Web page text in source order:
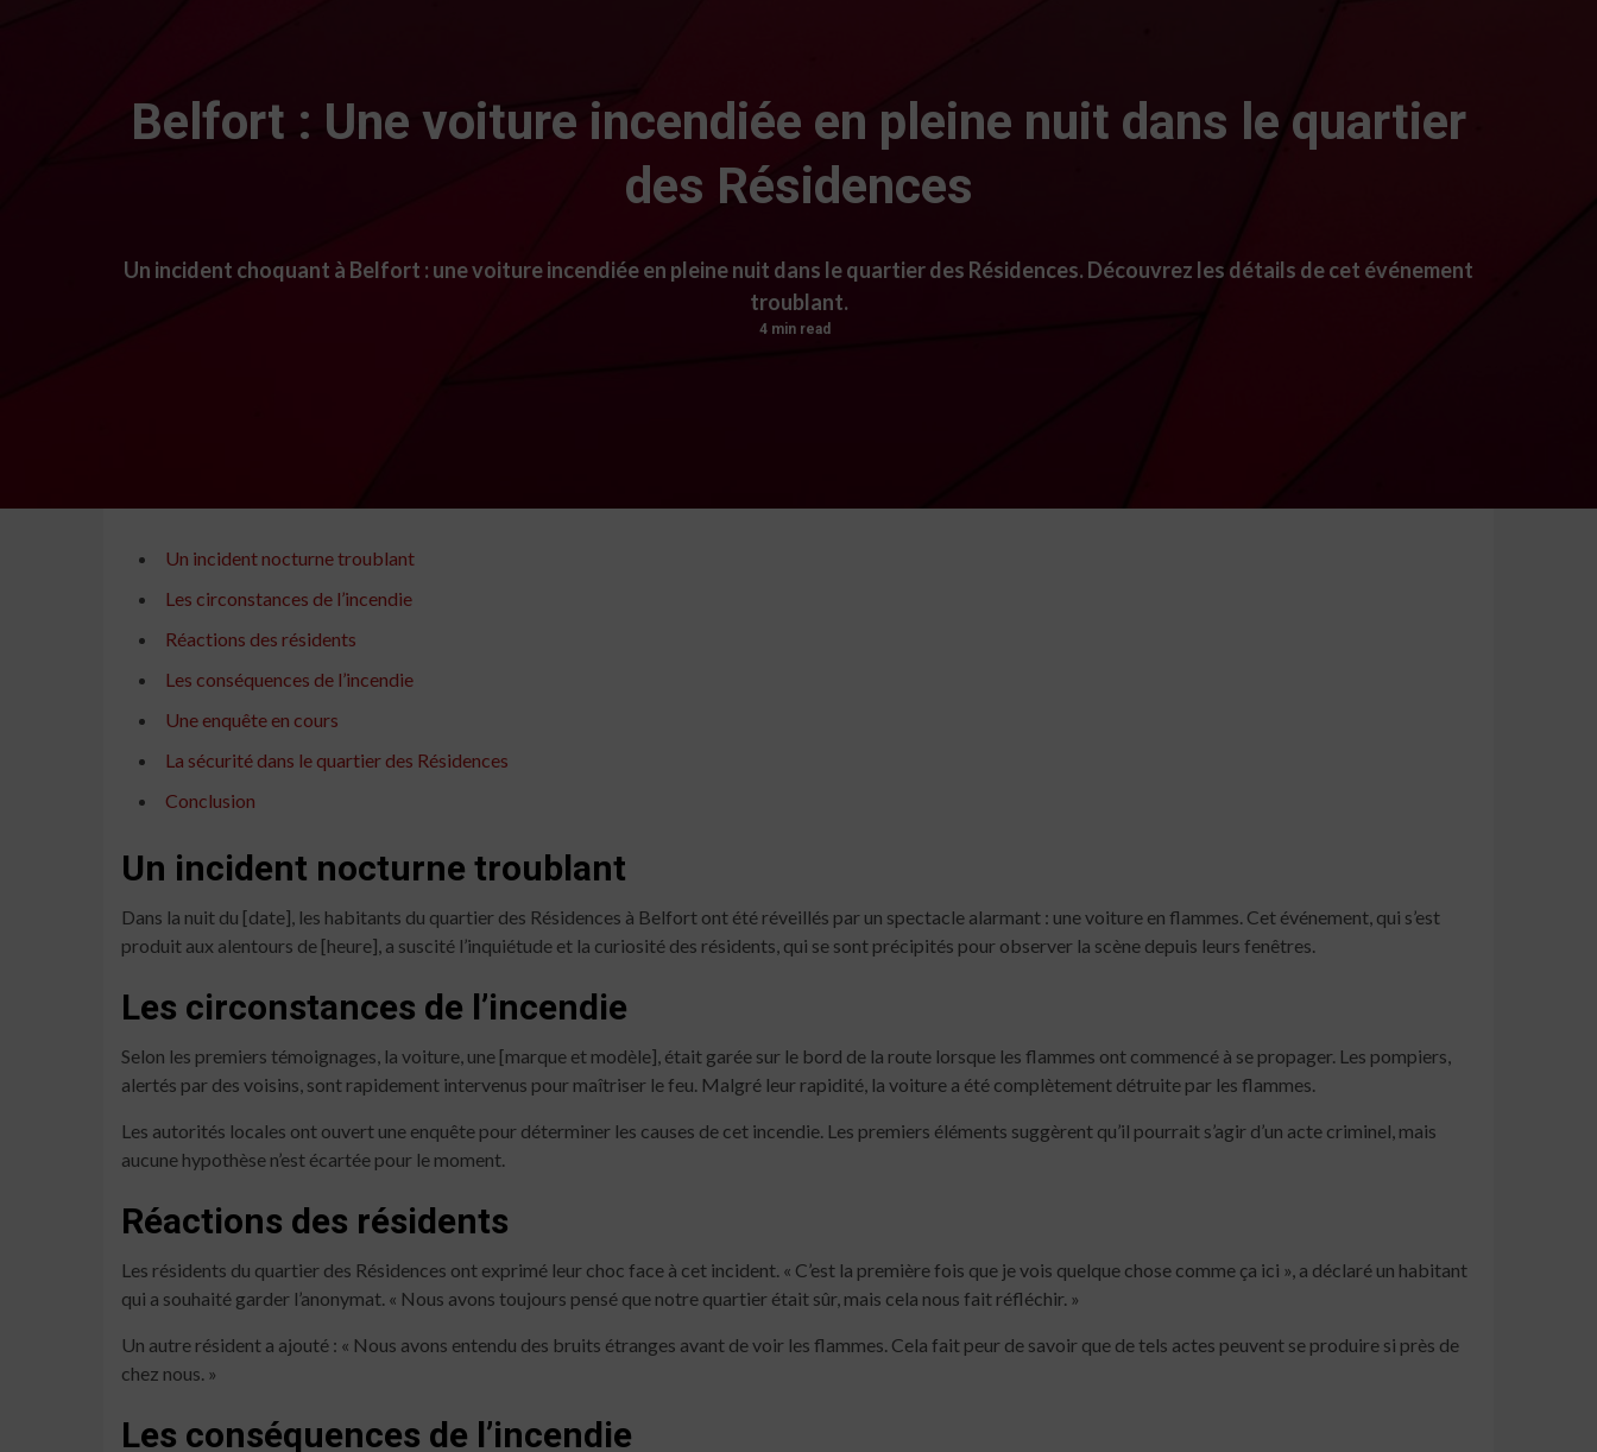
Belfort : Une voiture incendiée en pleine nuit dans le quartier
des Résidences
Un incident choquant à Belfort : une voiture incendiée en pleine nuit dans le quartier des Résidences. Découvrez les détails de cet événement
troublant.
4 min read
Un incident nocturne troublant
Les circonstances de l’incendie
Réactions des résidents
Les conséquences de l’incendie
Une enquête en cours
La sécurité dans le quartier des Résidences
Conclusion
Un incident nocturne troublant
Dans la nuit du [date], les habitants du quartier des Résidences à Belfort ont été réveillés par un spectacle alarmant : une voiture en flammes. Cet événement, qui s’est
produit aux alentours de [heure], a suscité l’inquiétude et la curiosité des résidents, qui se sont précipités pour observer la scène depuis leurs fenêtres.
Les circonstances de l’incendie
Selon les premiers témoignages, la voiture, une [marque et modèle], était garée sur le bord de la route lorsque les flammes ont commencé à se propager. Les pompiers,
alertés par des voisins, sont rapidement intervenus pour maîtriser le feu. Malgré leur rapidité, la voiture a été complètement détruite par les flammes.
Les autorités locales ont ouvert une enquête pour déterminer les causes de cet incendie. Les premiers éléments suggèrent qu’il pourrait s’agir d’un acte criminel, mais
aucune hypothèse n’est écartée pour le moment.
Réactions des résidents
Les résidents du quartier des Résidences ont exprimé leur choc face à cet incident. « C’est la première fois que je vois quelque chose comme ça ici », a déclaré un habitant
qui a souhaité garder l’anonymat. « Nous avons toujours pensé que notre quartier était sûr, mais cela nous fait réfléchir. »
Un autre résident a ajouté : « Nous avons entendu des bruits étranges avant de voir les flammes. Cela fait peur de savoir que de tels actes peuvent se produire si près de
chez nous. »
Les conséquences de l’incendie